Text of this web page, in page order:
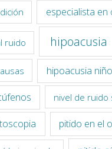
especialista en
ruido hipoacusia
hipoacusia
nivel de ruido
pitido en el